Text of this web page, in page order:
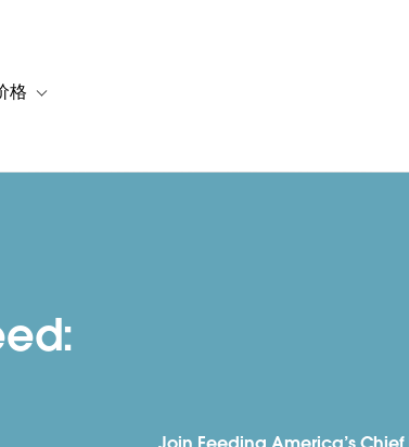
方案for 资源
格 Toggle sub-navigation for 套餐与价格